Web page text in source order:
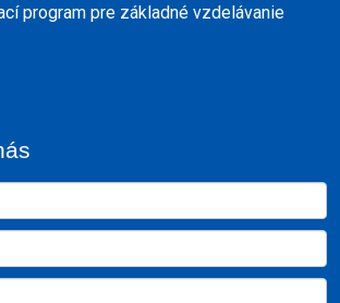
program pre základné vzdelávanie